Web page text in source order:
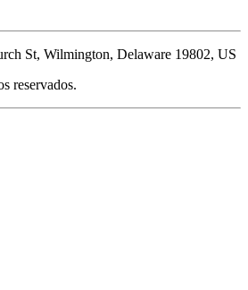
St, Wilmington, Delaware 19802, US
reservados.